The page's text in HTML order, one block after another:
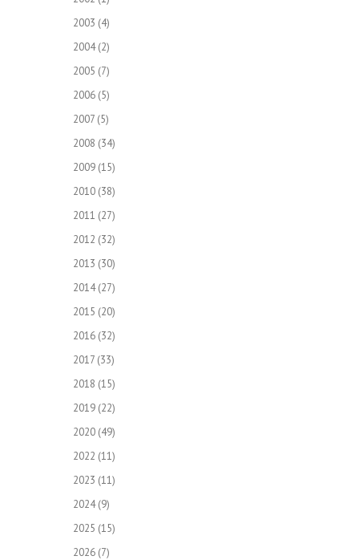
2003 (4)
2004(2)
2005 (7)
2006 (5)
2007 (5)
2008 (34)
2009 (15)
2010 (38)
2011 (27)
2012 (32)
2013 (30)
2014(27)
2015 (20)
2016 (32)
2017 (33)
2018 (15)
2019 (22)
2020 (49)
2022 (11)
2023 (11)
2024(9)
2025 (15)
2026 (7)